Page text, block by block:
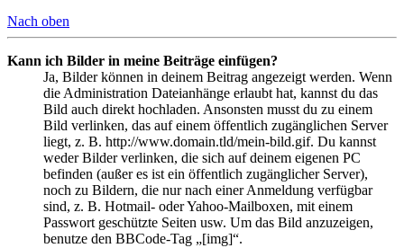
Nach oben
Kann ich Bilder in meine Beiträge einfügen?
Ja, Bilder können in deinem Beitrag angezeigt werden. Wenn
die Administration Dateianhänge erlaubt hat, kannst du das
Bild auch direkt hochladen. Ansonsten musst du zu einem
Bild verlinken, das auf einem öffentlich zugänglichen Server
liegt, z. B. http://www.domain.tld/mein-bild.gif. Du kannst
weder Bilder verlinken, die sich auf deinem eigenen PC
befinden (außer es ist ein öffentlich zugänglicher Server),
noch zu Bildern, die nur nach einer Anmeldung verfügbar
sind, z. B. Hotmail- oder Yahoo-Mailboxen, mit einem
Passwort geschützte Seiten usw. Um das Bild anzuzeigen,
benutze den BBCode-Tag „[img]“.